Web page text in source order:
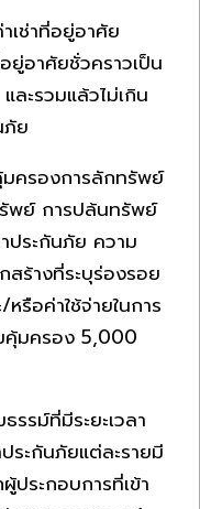
เช่าที่อยู่อาศัย
ยู่อาศัยชั่วคราวเป็น
ละรวมแล้วไม่เกิน
ภัย
ครองการลักทรัพย์
พย์ การปล้นทรัพย์
ประกันภัย ความ
ร้างที่ระบุร่องรอย
รือค่าใช้จ่ายในการ
คุ้มครอง 5,000
รรม์ที่มีระยะเวลา
ะกันภัยแต่ละรายมี
ประกอบการที่เข้า